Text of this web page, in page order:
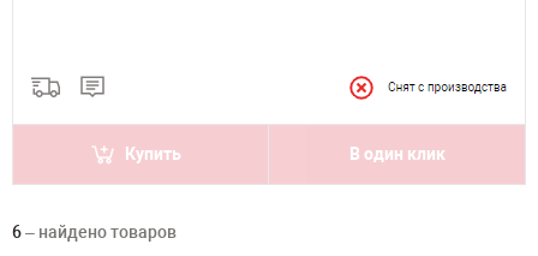
Купить В один клик
6– найдено товаров